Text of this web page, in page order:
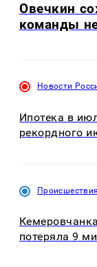
Овечкин
команды
Новости
Ипотека в
рекордного
Происшествия
потеряла 9